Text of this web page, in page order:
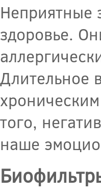
Неприятные
здоровье.
Длительное
того,
наше